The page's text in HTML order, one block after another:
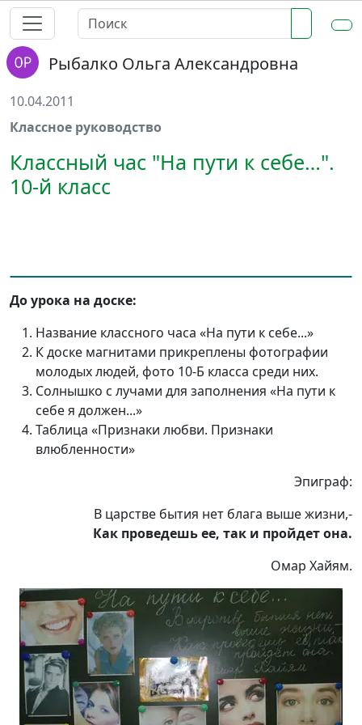
Рыбалко Ольга Александровна
10.04.2011
Классное руководство
Классный час "На пути к себе…".
10-й класс
До урока на доске:
Название классного часа «На пути к себе...»
К доске магнитами прикреплены фотографии
молодых людей, фото 10-Б класса среди них.
Солнышко с лучами для заполнения «На пути к
себе я должен...»
Таблица «Признаки любви. Признаки
влюбленности»
Эпиграф:
В царстве бытия нет блага выше жизни,-
Как проведешь ее, так и пройдет она.
Омар Хайям.